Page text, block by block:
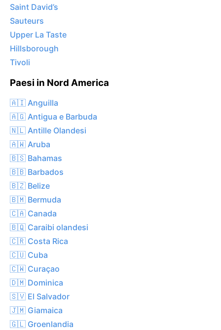
Saint David’s
Sauteurs
Upper La Taste
Hillsborough
Tivoli
Paesi in Nord America
🇦🇮 Anguilla
🇦🇬 Antigua e Barbuda
🇳🇱 Antille Olandesi
🇦🇼 Aruba
🇧🇸 Bahamas
🇧🇧 Barbados
🇧🇿 Belize
🇧🇲 Bermuda
🇨🇦 Canada
🇧🇶 Caraibi olandesi
🇨🇷 Costa Rica
🇨🇺 Cuba
🇨🇼 Curaçao
🇩🇲 Dominica
🇸🇻 El Salvador
🇯🇲 Giamaica
🇬🇱 Groenlandia